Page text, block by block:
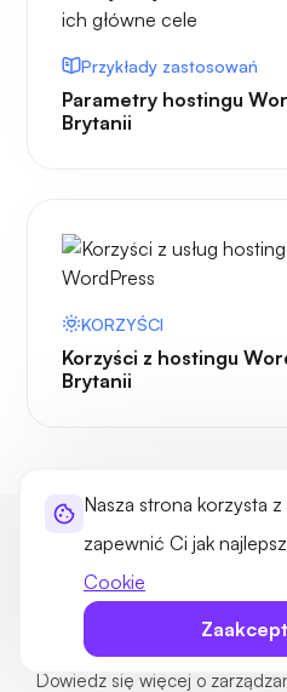
Nasza strona korzysta
zapewnić Ci jak
Cookie
Przykłady zastosowań
Parametry hostingu
Brytanii
KORZYŚCI
Korzyści z hostingu
Brytanii
Hosting
Brytanii —
Dowiedz się więcej o